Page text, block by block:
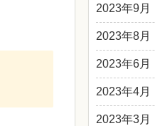
2023年9月
2023年8月
2023年6月
2023年4月
2023年3月